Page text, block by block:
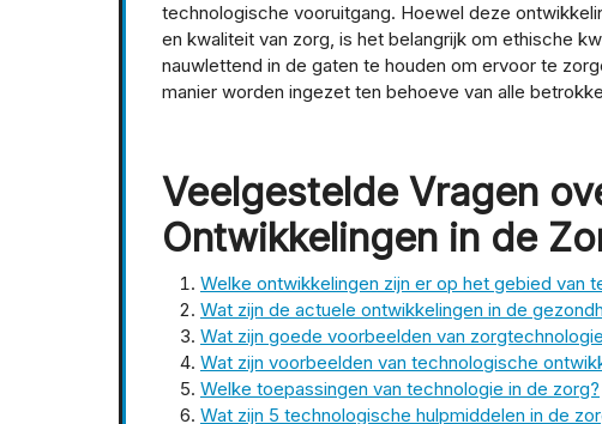
technologische vooruitgang. Hoewel deze
en kwaliteit van zorg, is het belangrijk om ethische
nauwlettend in de gaten te houden om ervoor te
manier worden ingezet ten behoeve van alle
Veelgestelde Vragen
Ontwikkelingen in de
Welke ontwikkelingen zijn er op het gebied van
Wat zijn de actuele ontwikkelingen in de
Wat zijn goede voorbeelden van
Wat zijn voorbeelden van technologische
Welke toepassingen van technologie in de zorg?
Wat zijn 5 technologische hulpmiddelen in de